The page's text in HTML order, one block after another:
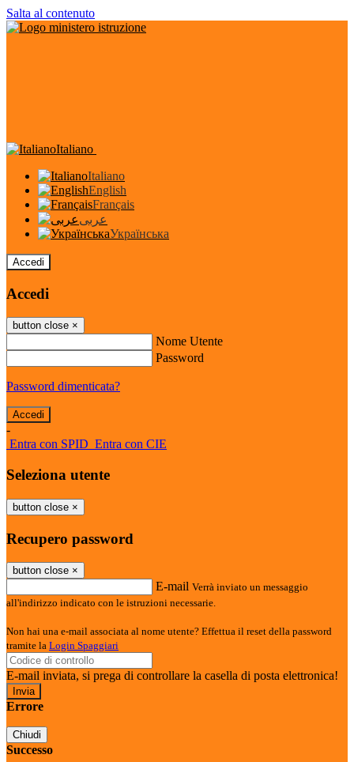
Salta al contenuto
Italiano
Italiano
English
Français
عربى
Українська
Accedi
Accedi
button close ×
Nome Utente
Password
Password dimenticata?
-
Entra con SPID Entra con CIE
Seleziona utente
button close ×
Recupero password
button close ×
E-mail Verrà inviato un messaggio
all'indirizzo indicato con le istruzioni necessarie.
Non hai una e-mail associata al nome utente? Effettua il reset della password
tramite la Login Spaggiari
E-mail inviata, si prega di controllare la casella di posta elettronica!
Errore
Chiudi
Successo